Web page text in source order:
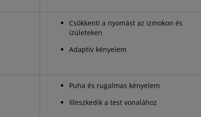
Csökkenti a nyomást az izmokon és
ízületeken
Adaptív kényelem
Puha és rugalmas kényelem
Illeszkedik a test vonalához